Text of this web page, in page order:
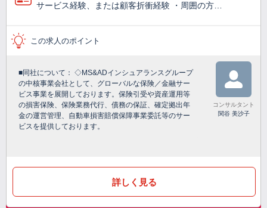
サービス経験、または顧客折衝経験 ・周囲の方…
この求人のポイント
■同社について： ◇MS&ADインシュアランスグループ
の中核事業会社として、グローバルな保険／金融サー
ビス事業を展開しております。保険引受や資産運用等
の損害保険、保険業務代行、債務の保証、確定拠出年
金の運営管理、自動車損害賠償保障事業委託等のサー
ビスを提供しております。
コンサルタント
関谷 美沙子
詳しく見る